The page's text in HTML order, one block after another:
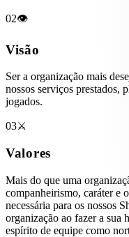
02👁️
Visão
Ser a organização mais
nossos serviços prestados,
jogados.
03⚔️
Valores
Mais do que uma
companheirismo, carátere
necessária para os nossos
organização ao fazer a sua
espírito de equipe como